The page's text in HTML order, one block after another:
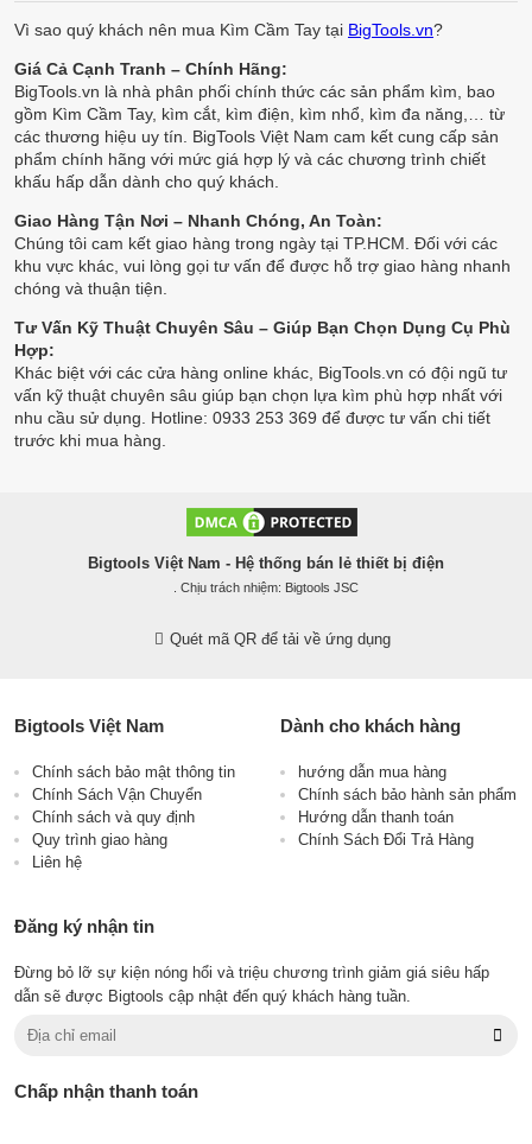
Vì sao quý khách nên mua Kìm Cầm Tay tại BigTools.vn?
Giá Cả Cạnh Tranh – Chính Hãng:
BigTools.vn là nhà phân phối chính thức các sản phẩm kìm, bao
gồm Kìm Cầm Tay, kìm cắt, kìm điện, kìm nhổ, kìm đa năng,… từ
các thương hiệu uy tín. BigTools Việt Nam cam kết cung cấp sản
phẩm chính hãng với mức giá hợp lý và các chương trình chiết
khấu hấp dẫn dành cho quý khách.
Giao Hàng Tận Nơi – Nhanh Chóng, An Toàn:
Chúng tôi cam kết giao hàng trong ngày tại TP.HCM. Đối với các
khu vực khác, vui lòng gọi tư vấn để được hỗ trợ giao hàng nhanh
chóng và thuận tiện.
Tư Vấn Kỹ Thuật Chuyên Sâu – Giúp Bạn Chọn Dụng Cụ Phù
Hợp:
Khác biệt với các cửa hàng online khác, BigTools.vn có đội ngũ tư
vấn kỹ thuật chuyên sâu giúp bạn chọn lựa kìm phù hợp nhất với
nhu cầu sử dụng. Hotline: 0933 253 369 để được tư vấn chi tiết
trước khi mua hàng.
Bigtools Việt Nam - Hệ thống bán lẻ thiết bị điện
. Chịu trách nhiệm: Bigtools JSC
Quét mã QR để tải về ứng dụng
Bigtools Việt Nam
Chính sách bảo mật thông tin
Chính Sách Vận Chuyển
Chính sách và quy định
Quy trình giao hàng
Liên hệ
Dành cho khách hàng
hướng dẫn mua hàng
Chính sách bảo hành sản phẩm
Hướng dẫn thanh toán
Chính Sách Đổi Trả Hàng
Đăng ký nhận tin
Đừng bỏ lỡ sự kiện nóng hổi và triệu chương trình giảm giá siêu hấp
dẫn sẽ được Bigtools cập nhật đến quý khách hàng tuần.
Chấp nhận thanh toán